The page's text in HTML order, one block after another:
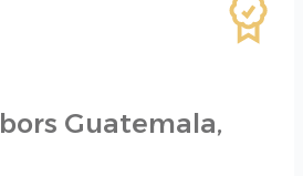
Guatemala,